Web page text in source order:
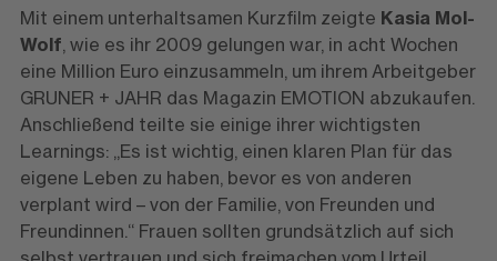
Mit einem unterhaltsamen Kurzfilm zeigte Kasia Mol-
Wolf, wie es ihr 2009 gelungen war, in acht Wochen
eine Million Euro einzusammeln, um ihrem Arbeitgeber
GRUNER + JAHR das Magazin EMOTION abzukaufen.
Anschließend teilte sie einige ihrer wichtigsten
Learnings: „Es ist wichtig, einen klaren Plan für das
eigene Leben zu haben, bevor es von anderen
verplant wird – von der Familie, von Freunden und
Freundinnen.“ Frauen sollten grundsätzlich auf sich